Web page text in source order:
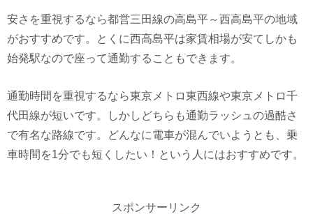
安さを重視するなら都営三田線の高島平～西高島平の地域
がおすすめです。とくに西高島平は家賃相場が安てしかも
始発駅なので座って通勤することもできます。
通勤時間を重視するなら東京メトロ東西線や東京メトロ千
代田線が短いです。しかしどちらも通勤ラッシュの過酷さ
で有名な路線です。どんなに電車が混んでいようとも、乗
車時間を1分でも短くしたい！という人にはおすすめです。
スポンサーリンク